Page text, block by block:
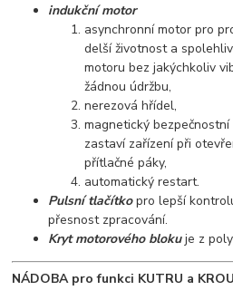
indukční motor
asynchronní motor pro
delší životnost a
motoru bez jakýchkoliv
žádnou údržbu,
nerezová hřídel,
magnetický
zastaví zařízení při
přítlačné páky,
automatický restart.
Pulsní tlačítkopro lepší
přesnost zpracování.
Kryt motorového blokuje z
NÁDOBA pro funkci KUTRU a